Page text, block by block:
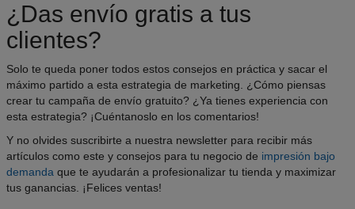
¿Das envío gratis a tus
clientes?
Solo te queda poner todos estos consejos en práctica y sacar el
máximo partido a esta estrategia de marketing. ¿Cómo piensas
crear tu campaña de envío gratuito? ¿Ya tienes experiencia con
esta estrategia? ¡Cuéntanoslo en los comentarios!
Y no olvides suscribirte a nuestra newsletter para recibir más
artículos como este y consejos para tu negocio de impresión bajo
demanda que te ayudarán a profesionalizar tu tienda y maximizar
tus ganancias. ¡Felices ventas!